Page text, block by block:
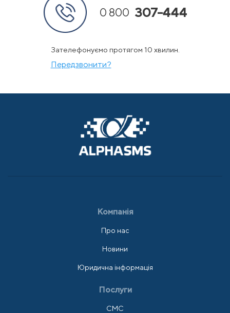
0 800 307-444
Зателефонуємо протягом 10 хвилин.
Передзвонити?
Компанія
Про нас
Новини
Юридична інформація
Послуги
СМС